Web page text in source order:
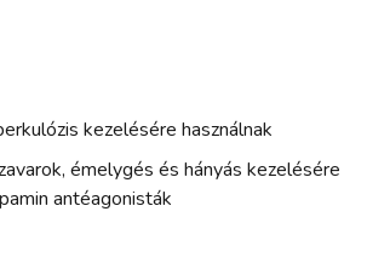
kezelésére használnak
émelygés és hányás kezelésére
antéagonisták